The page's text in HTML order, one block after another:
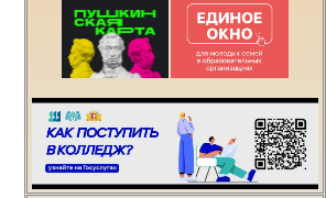
Есть
организации
процесса или
как сделать
лучше?